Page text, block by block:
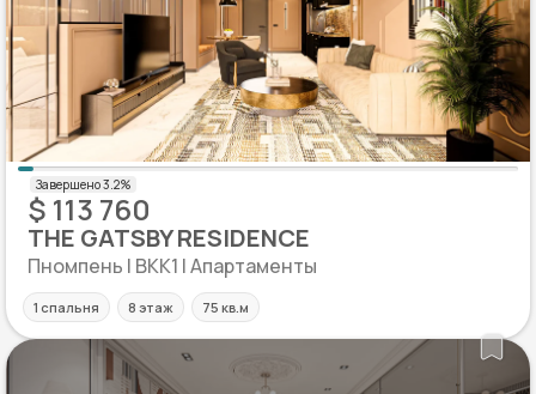
$ 113 760
THE GATSBY RESIDENCE
Пномпень | BKK1 | Апартаменты
1 спальня 8 этаж 75 кв.м